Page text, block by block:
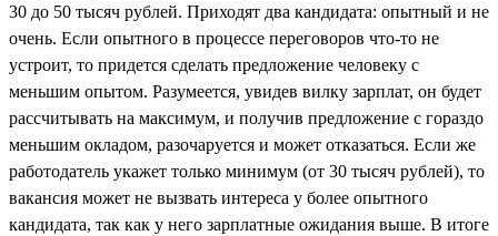
30 до 50 тысяч рублей. Приходят два кандидата: опытный и не
очень. Если опытного в процессе переговоров что-то не
устроит, то придется сделать предложение человеку с
меньшим опытом. Разумеется, увидев вилку зарплат, он будет
рассчитывать на максимум, и получив предложение с гораздо
меньшим окладом, разочаруется и может отказаться. Если же
работодатель укажет только минимум (от 30 тысяч рублей), то
вакансия может не вызвать интереса у более опытного
кандидата, так как у него зарплатные ожидания выше. В итоге